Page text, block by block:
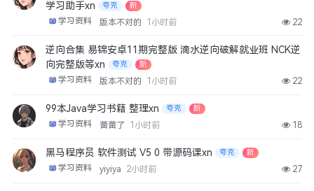
学习助手xn
夸克 新
学习资料 版本不对的 1小时前 22
逆向合集 易锦安卓11期完整版 滴水逆向破解就业班 NCK逆
向完整版等xn
夸克 新
学习资料 版本不对的 1小时前 22
99本Java学习书籍 整理xn 夸克 新
学习资料 蕾蕾了 1小时前 18
黑马程序员 软件测试 V5 0 带源码课xn 夸克 新
学习资料 yiyiya 2小时前 27